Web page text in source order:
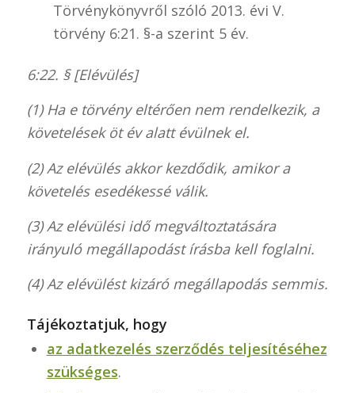
Törvénykönyvről szóló 2013. évi V.
törvény 6:21. §-a szerint 5 év.
6:22. § [Elévülés]
(1) Ha e törvény eltérően nem rendelkezik, a
követelések öt év alatt évülnek el.
(2) Az elévülés akkor kezdődik, amikor a
követelés esedékessé válik.
(3) Az elévülési idő megváltoztatására
irányuló megállapodást írásba kell foglalni.
(4) Az elévülést kizáró megállapodás semmis.
Tájékoztatjuk, hogy
az adatkezelés szerződés teljesítéséhez
szükséges.